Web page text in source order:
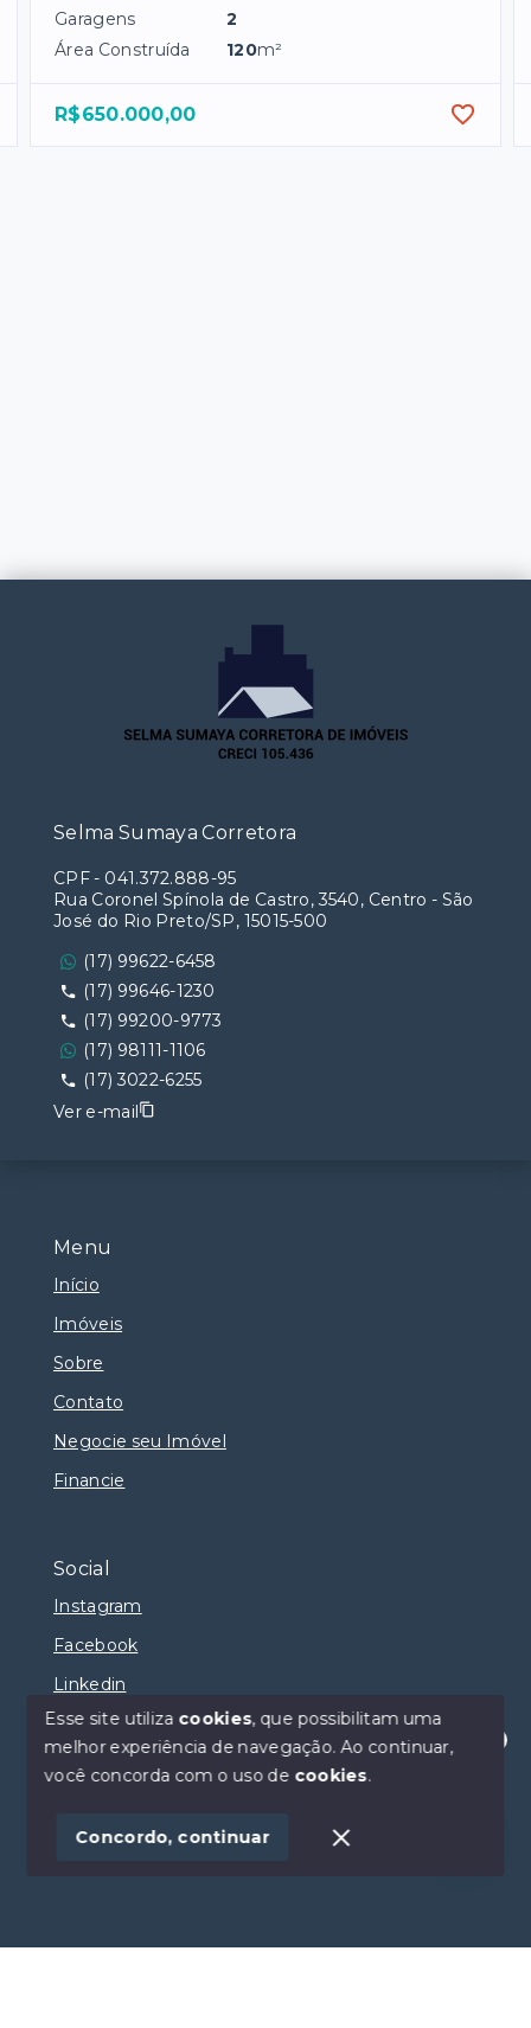
Garagens
2
Área Construída
120m²
R$650.000,00
Olá! Estamos disponíveis para te ajudar.
Menu
Início
Imóveis
Sobre
Contato
Negocie seu Imóvel
Financie
Social
Instagram
Facebook
Linkedin
© Copyright 2026 - Selma Sumaya Corretora - Todos
SITE PARA IMOBILIARIA
Selma Sumaya Corretora
CPF- 041.372.888-95
Rua Coronel Spínola de Castro, 3540, Centro - São
José do Rio Preto/SP, 15015-500
(17) 99622-6458
(17) 99646-1230
(17) 99200-9773
(17) 98111-1106
(17) 3022-6255
Ver e-mail
Esse site utiliza cookies, que possibilitam uma
melhor experiência de navegação.Ao continuar,
você concorda com o uso de cookies.
Concordo, continuar